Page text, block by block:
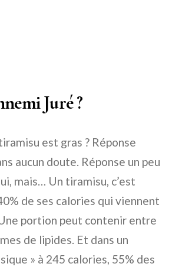
Juré ?
est gras ? Réponse
aucun doute. Réponse un peu
mais… Un tiramisu, c’est
de ses calories qui viennent
portion peut contenir entre
de lipides. Et dans un
» à 245 calories, 55% des